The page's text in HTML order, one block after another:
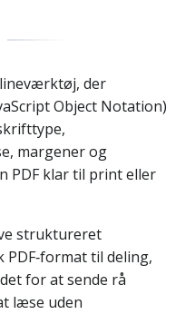
der
Object Notation)
margener og
PDF klar til print eller
struktureret
PDF‑format til deling,
for at sende rå
læse uden